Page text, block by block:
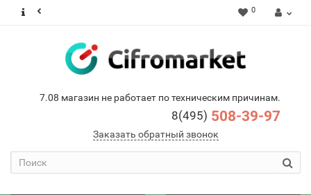
0
7.08 магазин не работает по техническим причинам.
8(495) 508-39-97
Заказать обратный звонок